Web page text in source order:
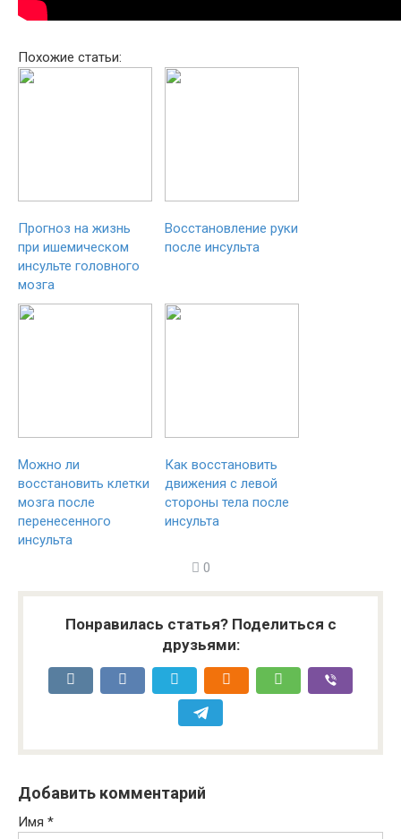
Похожие статьи:
Прогноз на жизнь
при ишемическом
инсульте головного
мозга
Восстановление руки
после инсульта
Можно ли
восстановить клетки
мозга после
перенесенного
инсульта
Как восстановить
движения с левой
стороны тела после
инсульта
0
Понравилась статья? Поделиться с
друзьями:
Добавить комментарий
Имя *